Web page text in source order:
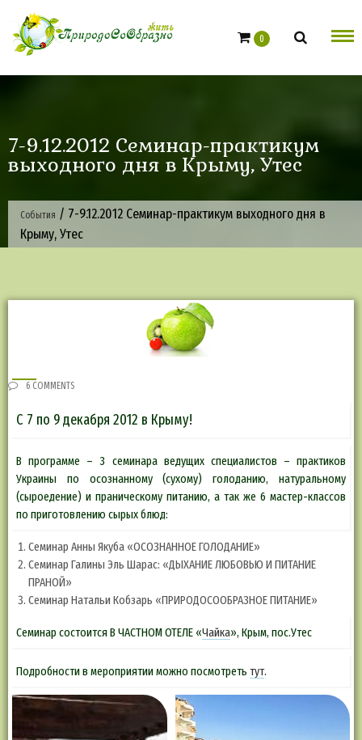
content
0
7-9.12.2012 Cеминар-практикум
выходного дня в Крыму, Утес
События / 7-9.12.2012 Cеминар-практикум выходного дня в
Крыму, Утес
6 COMMENTS
С 7 по 9 декабря 2012 в Крыму!
В программе – 3 семинара ведущих специалистов – практиков
Украины по осознанному (сухому) голоданию, натуральному
(сыроедение) и праническому питанию, а так же 6 мастер-классов
по приготовлению сырых блюд:
Семинар Анны Якуба «ОСОЗНАННОЕ ГОЛОДАНИЕ»
Семинар Галины Эль Шарас: «ДЫХАНИЕ ЛЮБОВЬЮ И ПИТАНИЕ
ПРАНОЙ»
Семинар Натальи Кобзарь «ПРИРОДОСООБРАЗНОЕ ПИТАНИЕ»
Семинар состоится В ЧАСТНОМ ОТЕЛЕ «Чайка», Крым, пос.Утес
Подробности в мероприятии можно посмотреть тут.